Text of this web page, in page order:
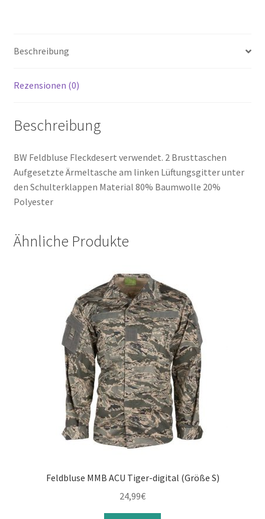
Beschreibung
Rezensionen (0)
Beschreibung
BW Feldbluse Fleckdesert verwendet. 2 Brusttaschen
Aufgesetzte Ärmeltasche am linken Lüftungsgitter unter
den Schulterklappen Material 80% Baumwolle 20%
Polyester
Ähnliche Produkte
Feldbluse MMB ACU Tiger-digital (Größe S)
24,99€